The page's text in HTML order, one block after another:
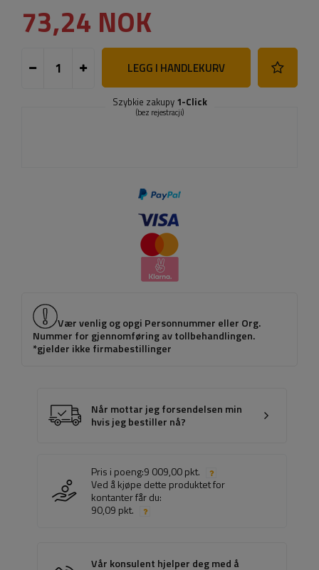
73,24 NOK
LEGG I HANDLEKURV
Szybkie zakupy 1-Click
(bez rejestracji)
Vær venlig og opgi Personnummer eller Org.
Nummer for gjennomføring av tollbehandlingen.
*gjelder ikke firmabestillinger
Når mottar jeg forsendelsen min
hvis jeg bestiller nå?
Pris i poeng:9 009,00 pkt.
Ved å kjøpe dette produktet for
kontanter får du:
90,09 pkt.
Vår konsulent hjelper deg med å